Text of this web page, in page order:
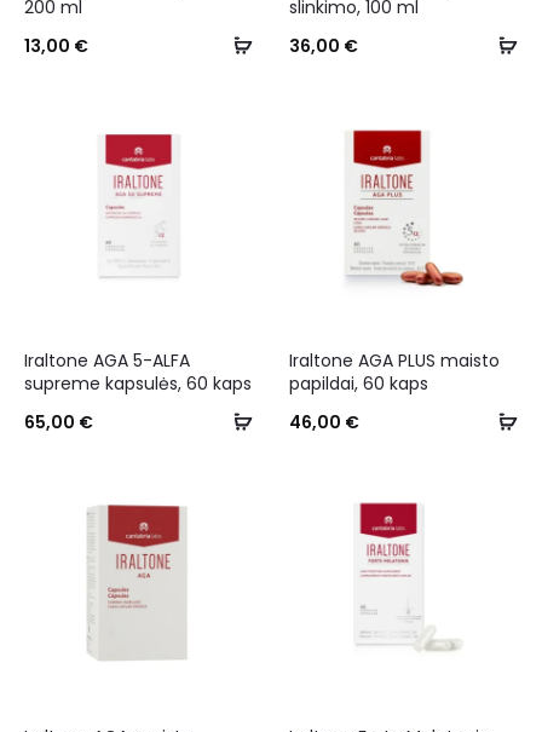
200 ml
13,00 €
slinkimo, 100 ml
36,00 €
Iraltone AGA 5-ALFA
supreme kapsulės, 60 kaps
65,00 €
Iraltone AGA PLUS maisto
papildai, 60 kaps
46,00 €